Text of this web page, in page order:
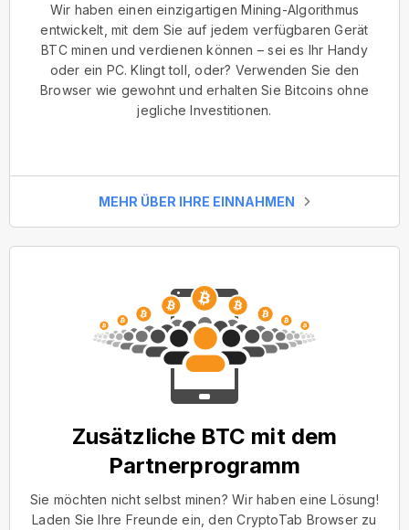
Wir haben einen einzigartigen Mining-Algorithmus
entwickelt, mit dem Sie auf jedem verfügbaren Gerät
BTC minen und verdienen können – sei es Ihr Handy
oder ein PC. Klingt toll, oder? Verwenden Sie den
Browser wie gewohnt und erhalten Sie Bitcoins ohne
jegliche Investitionen.
MEHR ÜBER IHRE EINNAHMEN
Zusätzliche BTC mit dem
Partnerprogramm
Sie möchten nicht selbst minen? Wir haben eine Lösung!
Laden Sie Ihre Freunde ein, den CryptoTab Browser zu